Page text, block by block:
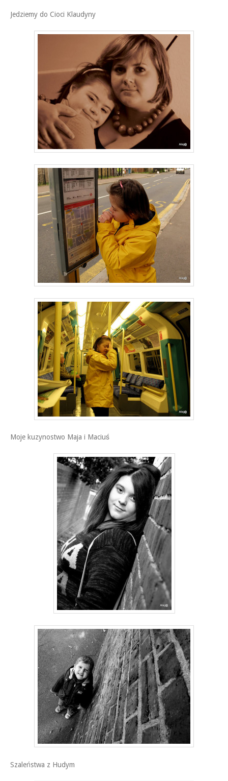
Jedziemy do Cioci Klaudyny
Moje kuzynostwo Maja i Maciuś
Szaleństwa z Hudym